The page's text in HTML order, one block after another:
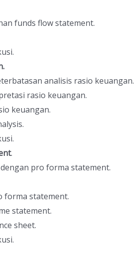
funds flow statement.
analisis rasio keuangan.
rasio keuangan.
keuangan.
.
pro forma statement.
forma statement.
statement.
sheet.